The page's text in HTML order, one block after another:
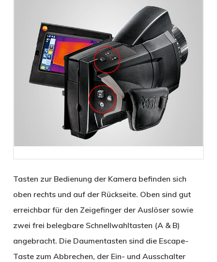
Tasten zur Bedienung der Kamera befinden sich
oben rechts und auf der Rückseite. Oben sind gut
erreichbar für den Zeigefinger der Auslöser sowie
zwei frei belegbare Schnellwahltasten (A & B)
angebracht. Die Daumentasten sind die Escape-
Taste zum Abbrechen, der Ein- und Ausschalter